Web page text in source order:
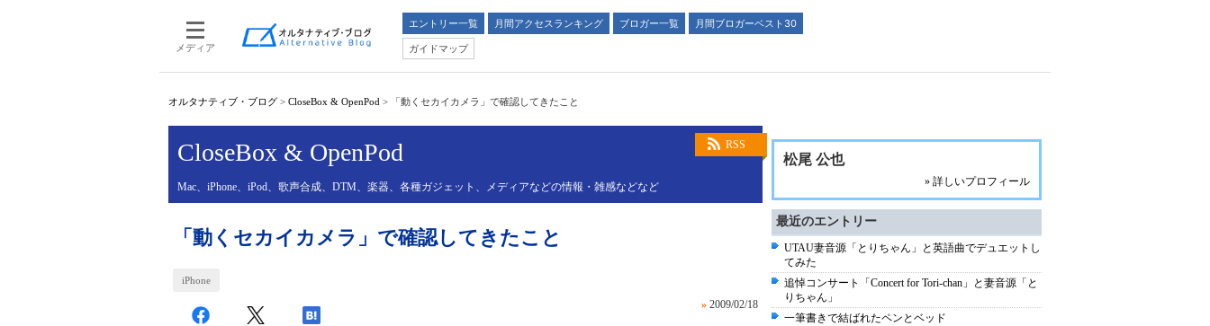
メディア
エントリー一覧 月間アクセスランキング ブロガー一覧
月間ブロガーベスト30
ガイドマップ
オルタナティブ・ブログ > CloseBox & OpenPod > 「動くセカイカメラ」で確認してきたこと
RSS
CloseBox & OpenPod
Mac、iPhone、iPod、歌声合成、DTM、楽器、各種ガジェット、メディアなどの情報・雑感などなど
「動くセカイカメラ」で確認してきたこと
iPhone
» 2009/02/18
松尾 公也
» 詳しいプロフィール
最近のエントリー
UTAU妻音源「とりちゃん」と英語曲でデュエットし
てみた
追悼コンサート「Concert for Tori-chan」と妻音源「と
りちゃん」
一筆書きで結ばれたペンとベッド